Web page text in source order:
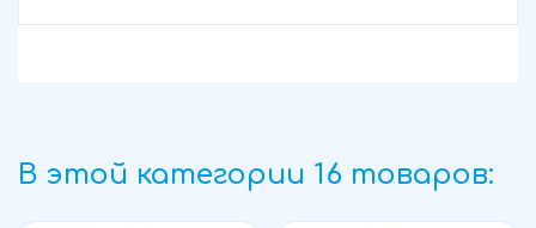
В этой категории 16 товаров: